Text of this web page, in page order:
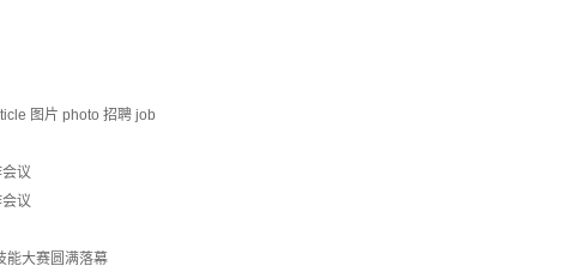
图片 photo 招聘 job
议
议
能大赛圆满落幕